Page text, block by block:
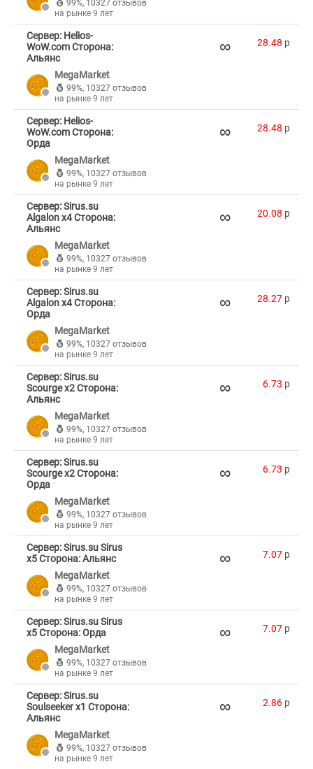
99%, 10327 отзывов
на рынке 9 лет
Сервер: Helios-
WoW.com Сторона:
Альянс
MegaMarket
99%, 10327 отзывов
на рынке 9 лет
∞ 28.48 p
Сервер: Helios-
WoW.com Сторона:
Орда
MegaMarket
99%, 10327 отзывов
на рынке 9 лет
∞ 28.48 p
Сервер: Sirus.su
Algalon x4 Сторона:
Альянс
MegaMarket
99%, 10327 отзывов
на рынке 9 лет
∞ 20.08 p
Сервер: Sirus.su
Algalon x4 Сторона:
Орда
MegaMarket
99%, 10327 отзывов
на рынке 9 лет
∞ 28.27 p
Сервер: Sirus.su
Scourge x2 Сторона:
Альянс
MegaMarket
99%, 10327 отзывов
на рынке 9 лет
∞ 6.73 p
Сервер: Sirus.su
Scourge x2 Сторона:
Орда
MegaMarket
99%, 10327 отзывов
на рынке 9 лет
∞ 6.73 p
Сервер: Sirus.su Sirus
x5 Сторона: Альянс
MegaMarket
99%, 10327 отзывов
на рынке 9 лет
∞ 7.07 p
Сервер: Sirus.su Sirus
x5 Сторона: Орда
MegaMarket
99%, 10327 отзывов
на рынке 9 лет
∞ 7.07 p
Сервер: Sirus.su
Soulseeker x1 Сторона:
Альянс
MegaMarket
99%, 10327 отзывов
на рынке 9 лет
∞ 2.86 p